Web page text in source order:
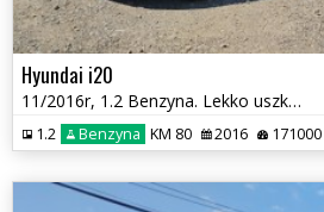
Hyundai i20
11/2016r, 1.2 Benzyna. Lekko uszkodzony prawy bok. Jeździ.
1.2 Benzyna KM 80 2016 171000